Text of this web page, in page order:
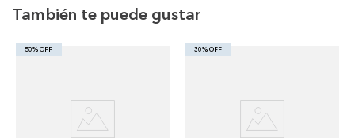
También te puede gustar
50% OFF 30% OFF